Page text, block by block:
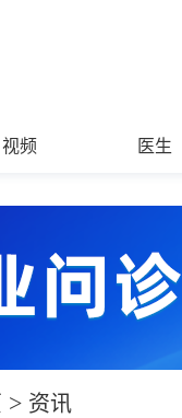
视频 医生
> 资讯